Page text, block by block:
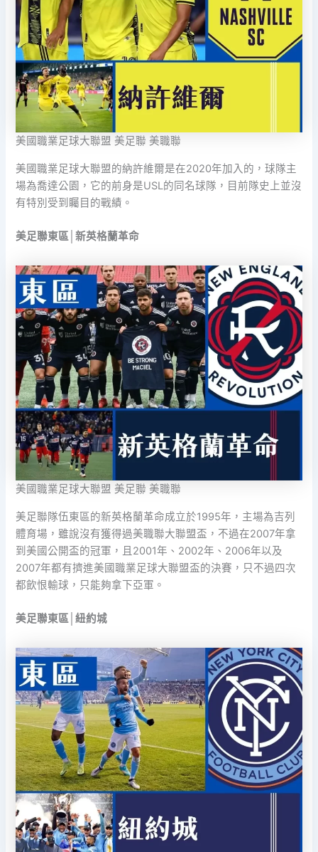
美國職業足球大聯盟 美足聯 美職聯
美國職業足球大聯盟的納許維爾是在2020年加入的，球隊主
場為喬達公園，它的前身是USL的同名球隊，目前隊史上並沒
有特別受到矚目的戰績。
美足聯東區│新英格蘭革命
美國職業足球大聯盟 美足聯 美職聯
美足聯隊伍東區的新英格蘭革命成立於1995年，主場為吉列
體育場，雖說沒有獲得過美職聯大聯盟盃，不過在2007年拿
到美國公開盃的冠軍，且2001年、2002年、2006年以及
2007年都有擠進美國職業足球大聯盟盃的決賽，只不過四次
都飲恨輸球，只能夠拿下亞軍。
美足聯東區│紐約城